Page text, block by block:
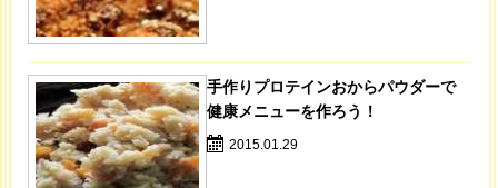
手作りプロテインおからパウダーで
健康メニューを作ろう！
2015.01.29